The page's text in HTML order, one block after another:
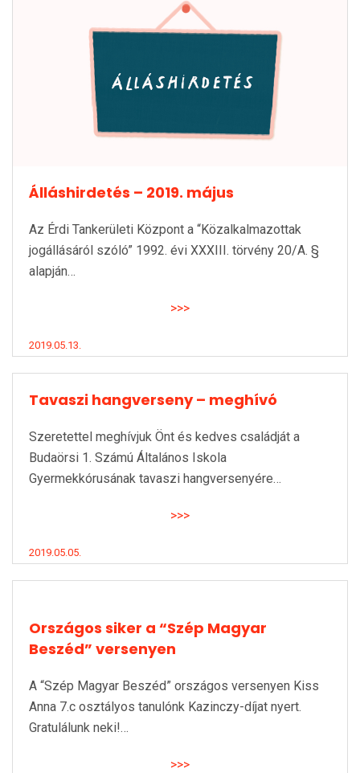
Álláshirdetés – 2019. május
Az Érdi Tankerületi Központ a “Közalkalmazottak
jogállásáról szóló” 1992. évi XXXIII. törvény 20/A. §
alapján…
>>>
2019.05.13.
Tavaszi hangverseny – meghívó
Szeretettel meghívjuk Önt és kedves családját a
Budaörsi 1. Számú Általános Iskola
Gyermekkórusának tavaszi hangversenyére…
>>>
2019.05.05.
Országos siker a “Szép Magyar
Beszéd” versenyen
A “Szép Magyar Beszéd” országos versenyen Kiss
Anna 7.c osztályos tanulónk Kazinczy-díjat nyert.
Gratulálunk neki!…
>>>